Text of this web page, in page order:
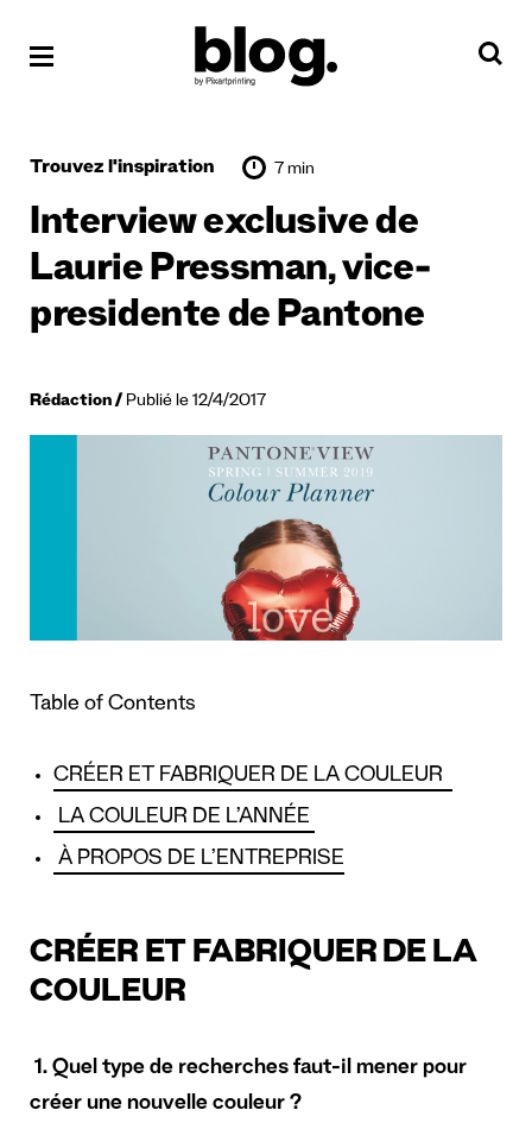
Trouvez l'inspiration 7 min
Interview exclusive de
Laurie Pressman, vice-
presidente de Pantone
Rédaction Publié le 12/4/2017
Table of Contents
CRÉER ET FABRIQUER DE LA COULEUR
LA COULEUR DE L’ANNÉE
À PROPOS DE L’ENTREPRISE
CRÉER ET FABRIQUER DE LA
COULEUR
1. Quel type de recherches faut-il mener pour
créer une nouvelle couleur ?